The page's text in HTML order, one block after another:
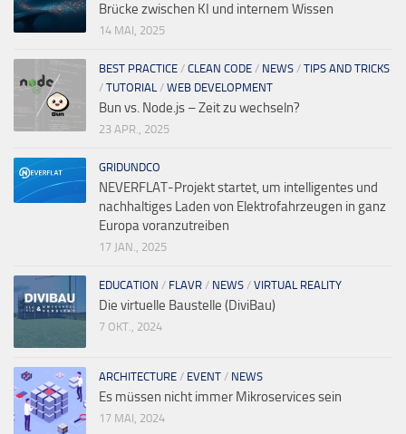
Brücke zwischen KI und internem Wissen
14 MAI, 2025
BEST PRACTICE / CLEAN CODE / NEWS / TIPS AND TRICKS
/ TUTORIAL / WEB DEVELOPMENT
Bun vs. Node.js – Zeit zu wechseln?
23 APR., 2025
GRIDUNDCO
NEVERFLAT-Projekt startet, um intelligentes und
nachhaltiges Laden von Elektrofahrzeugen in ganz
Europa voranzutreiben
17 JAN., 2025
EDUCATION / FLAVR / NEWS / VIRTUAL REALITY
Die virtuelle Baustelle (DiviBau)
7 OKT., 2024
ARCHITECTURE / EVENT / NEWS
Es müssen nicht immer Mikroservices sein
17 MAI, 2024